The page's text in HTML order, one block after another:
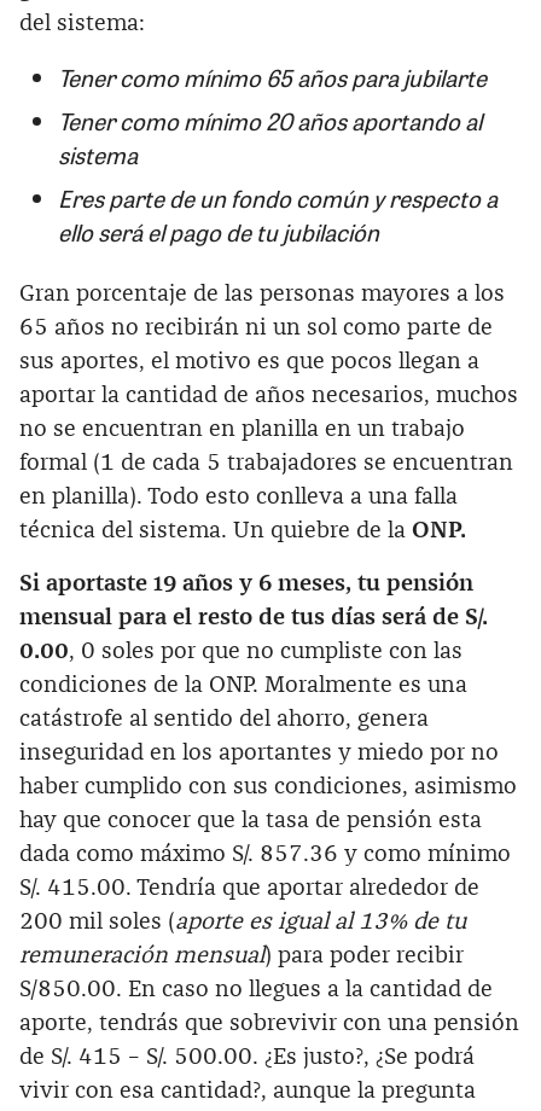
del sistema:
Tener como mínimo 65 años para jubilarte
Tener como mínimo 20 años aportando al
sistema
Eres parte de un fondo común y respecto a
ello será el pago de tu jubilación
Gran porcentaje de las personas mayores a los
65 años no recibirán ni un sol como parte de
sus aportes, el motivo es que pocos llegan a
aportar la cantidad de años necesarios, muchos
no se encuentran en planilla en un trabajo
formal (1 de cada 5 trabajadores se encuentran
en planilla). Todo esto conlleva a una falla
técnica del sistema. Un quiebre de la ONP.
Si aportaste 19 años y 6 meses, tu pensión
mensual para el resto de tus días será de S/.
0.00, 0 soles por que no cumpliste con las
condiciones de la ONP. Moralmente es una
catástrofe al sentido del ahorro, genera
inseguridad en los aportantes y miedo por no
haber cumplido con sus condiciones, asimismo
hay que conocer que la tasa de pensión esta
dada como máximo S/. 857.36 y como mínimo
S/. 415.00. Tendría que aportar alrededor de
200 mil soles (aporte es igual al 13% de tu
remuneración mensual) para poder recibir
S/850.00. En caso no llegues a la cantidad de
aporte, tendrás que sobrevivir con una pensión
de S/. 415 – S/. 500.00. ¿Es justo?, ¿Se podrá
vivir con esa cantidad?, aunque la pregunta